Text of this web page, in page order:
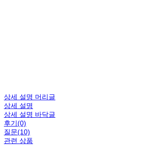
상세 설명 머리글
상세 설명
상세 설명 바닥글
후기(0)
질문(10)
관련 상품